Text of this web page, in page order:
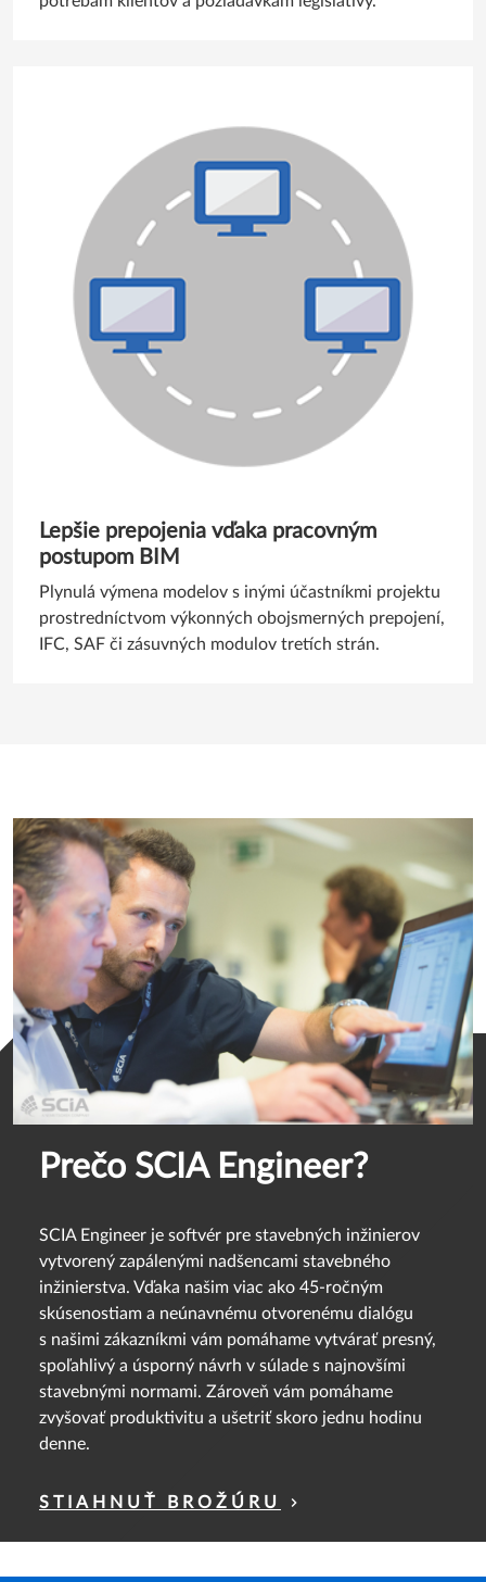
Lepšie prepojenia vďaka pracovným
postupom BIM
Plynulá výmena modelov s inými účastníkmi projektu
prostredníctvom výkonných obojsmerných prepojení,
IFC, SAF či zásuvných modulov tretích strán.
Prečo SCIA Engineer?
SCIA Engineer je softvér pre stavebných inžinierov
vytvorený zapálenými nadšencami stavebného
inžinierstva. Vďaka našim viac ako 45-ročným
skúsenostiam a neúnavnému otvorenému dialógu
s našimi zákazníkmi vám pomáhame vytvárať presný,
spoľahlivý a úsporný návrh v súlade s najnovšími
stavebnými normami. Zároveň vám pomáhame
zvyšovať produktivitu a ušetriť skoro jednu hodinu
denne.
STIAHNUŤ BROŽÚRU